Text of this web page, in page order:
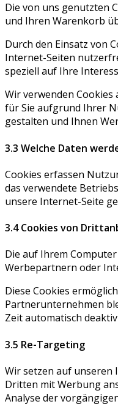
Die von uns genutzten
und Ihren Warenkorb
Durch den Einsatz von
Internet-Seiten
speziell auf Ihre
Wir verwenden
für Sie aufgrund Ihrer
gestalten und Ihnen
3.3 Welche Daten
Cookies erfassen
das verwendete
unsere Internet-Seite
3.4 Cookies von
Die auf Ihrem
Werbepartnern oder
Diese Cookies
Partnerunternehmen
Zeit automatisch
3.5 Re-Targeting
Wir setzen auf unseren
Dritten mit Werbung
Analyse der